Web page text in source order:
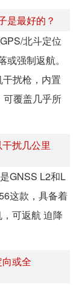
是最好的？
北斗定位
强制返航。
扰枪，内置
可覆盖几乎所
扰几公里
GNSS L2和L
这款，具备着
可返航 迫降
或全